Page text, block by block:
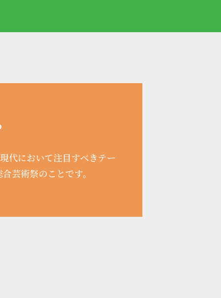
代において注目すべきテー
芸術祭のことです。